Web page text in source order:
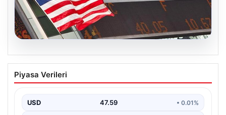
05.08.2026
FED faiz kararı ne zaman açıklanacak?
Nisan ayı faiz beklentisi belli oldu
Piyasa Verileri
USD 47.59 • 0.01%